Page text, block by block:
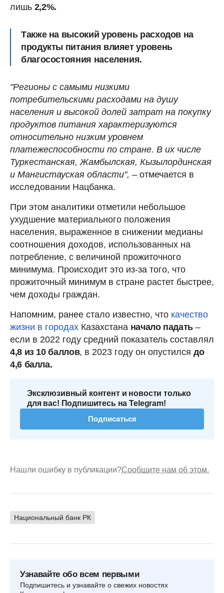
лишь 2,2%.
Также на высокий уровень расходов на
продукты питания влияет уровень
благосостояния населения.
"Регионы с самыми низкими
потребительскими расходами на душу
населения и высокой долей затрат на покупку
продуктов питания характеризуются
относительно низким уровнем
платежеспособности по стране. В их числе
Туркестанская, Жамбылская, Кызылординская
и Мангистауская области", – отмечается в
исследовании Нацбанка.
При этом аналитики отметили небольшое
ухудшение материального положения
населения, выраженное в снижении медианы
соотношения доходов, использованных на
потребление, с величиной прожиточного
минимума. Происходит это из-за того, что
прожиточный минимум в стране растет быстрее,
чем доходы граждан.
Напомним, ранее стало известно, что качество
жизни в городах Казахстана начало падать–
если в 2022 году средний показатель составлял
4,8 из 10 баллов, в 2023 году он опустилсядо
4,6 балла.
Эксклюзивный контент и новости только
для вас! Подпишитесь на Telegram!
Подписаться
Нашли ошибку в публикации?Сообщите нам об этом.
Национальный банк РК
Узнавайте обо всем первыми
Подпишитесь и узнавайте о свежих новостях